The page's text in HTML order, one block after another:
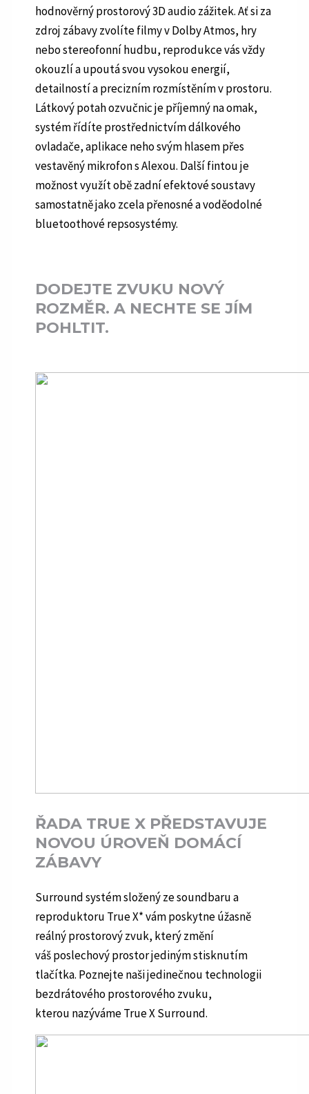
hodnověrný prostorový 3D audio zážitek. Ať si za
zdroj zábavy zvolíte filmy v Dolby Atmos, hry
nebo stereofonní hudbu, reprodukce vás vždy
okouzlí a upoutá svou vysokou energií,
detailností a precizním rozmístěním v prostoru.
Látkový potah ozvučnic je příjemný na omak,
systém řídíte prostřednictvím dálkového
ovladače, aplikace neho svým hlasem přes
vestavěný mikrofon s Alexou. Další fintou je
možnost využít obě zadní efektové soustavy
samostatně jako zcela přenosné a voděodolné
bluetoothové repsosystémy.
DODEJTE ZVUKU NOVÝ
ROZMĚR. A NECHTE SE JÍM
POHLTIT.
ŘADA TRUE X PŘEDSTAVUJE
NOVOU ÚROVEŇ DOMÁCÍ
ZÁBAVY
Surround systém složený ze soundbaru a
reproduktoru True X* vám poskytne úžasně
reálný prostorový zvuk, který změní
váš poslechový prostor jediným stisknutím
tlačítka. Poznejte naši jedinečnou technologii
bezdrátového prostorového zvuku,
kterou nazýváme True X Surround.